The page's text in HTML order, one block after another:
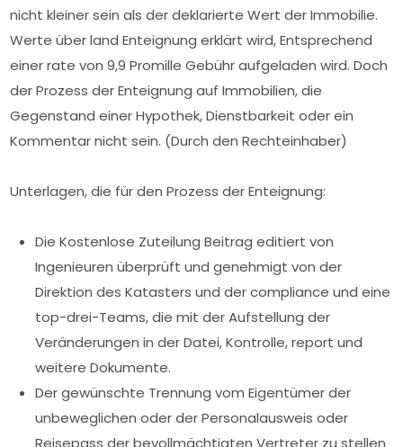
nicht kleiner sein als der deklarierte Wert der Immobilie.
Werte über land Enteignung erklärt wird, Entsprechend
einer rate von 9,9 Promille Gebühr aufgeladen wird. Doch
der Prozess der Enteignung auf Immobilien, die
Gegenstand einer Hypothek, Dienstbarkeit oder ein
Kommentar nicht sein. (Durch den Rechteinhaber)
Unterlagen, die für den Prozess der Enteignung:
Die Kostenlose Zuteilung Beitrag editiert von
Ingenieuren überprüft und genehmigt von der
Direktion des Katasters und der compliance und eine
top-drei-Teams, die mit der Aufstellung der
Veränderungen in der Datei, Kontrolle, report und
weitere Dokumente.
Der gewünschte Trennung vom Eigentümer der
unbeweglichen oder der Personalausweis oder
Reisepass der bevollmächtigten Vertreter zu stellen